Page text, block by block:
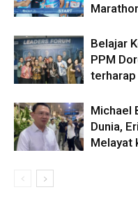
Belajar
PPM
Michael
Dunia,
Melayat